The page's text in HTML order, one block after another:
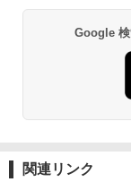
Google 検
関連リンク